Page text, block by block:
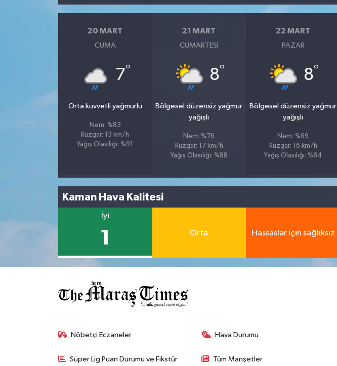
20 MART
CUMA
7°
Orta kuvvetli yağmurlu
Nem: %83
Rüzgar: 13 km/h
Yağış Olasılığı: %91
21 MART
CUMARTESI
8°
Bölgesel düzensiz yağmur
yağışlı
Nem: %76
Rüzgar: 17 km/h
Yağış Olasılığı: %88
22 MART
PAZAR
8°
Bölgesel düzensiz yağmur
yağışlı
Nem: %69
Rüzgar: 16 km/h
Yağış Olasılığı: %84
Kaman Hava Kalitesi
İyi
1 Orta Hassaslar için sağlıksız
Nöbetçi Eczaneler Hava Durumu
Süper Lig Puan Durumu ve Fikstür Tüm Manşetler